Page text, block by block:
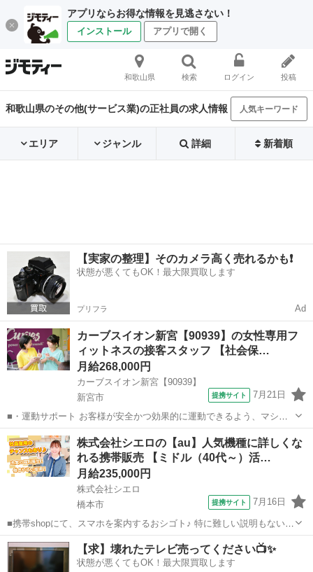
アプリならお得な情報を見逃さない！
インストール アプリで開く
和歌山県 検索 ログイン 投稿
和歌山県のその他(サービス業)の正社員の求人情報 人気キーワード
エリア ジャンル 詳細 新着順
【実家の整理】そのカメラ高く売れるかも❗️
状態が悪くてもOK！最大限買取します
プリフラ Ad
カーブスイオン新宮【90939】の女性専用フ
ィットネスの接客スタッフ 【社会保…
月給268,000円
カーブスイオン新宮【90939】
新宮市
提携サイト 7月21日
■・運動サポート お客様が安全かつ効果的に運動できるよう、マシン
の使い方をアドバイスします。運動が初めての方や苦手な方がほとん
どなので、難しい指導はありません。「今日はこの動きを意識しまし
ょう！」といったお声がけをしながら、...
和歌山 新宮市 その他
株式会社シエロの【au】人気機種に詳しくな
れる携帯販売 【ミドル（40代～）活…
月給235,000円
株式会社シエロ
橋本市
提携サイト 7月16日
■携帯shopにて、スマホを案内するおシゴト♪ 特に難しい説明もないの
で、ご安心を。新規契約、機種変更、 各種料金プランのご相談対応・
ご提案などをお願いします。 初めての方でも安心♪ あなた専属のコー
ディネーターが親切・丁...
和歌山 橋本市 その他
【求】壊れたテレビ売ってください📺✨
状態が悪くてもOK！最大限買取します